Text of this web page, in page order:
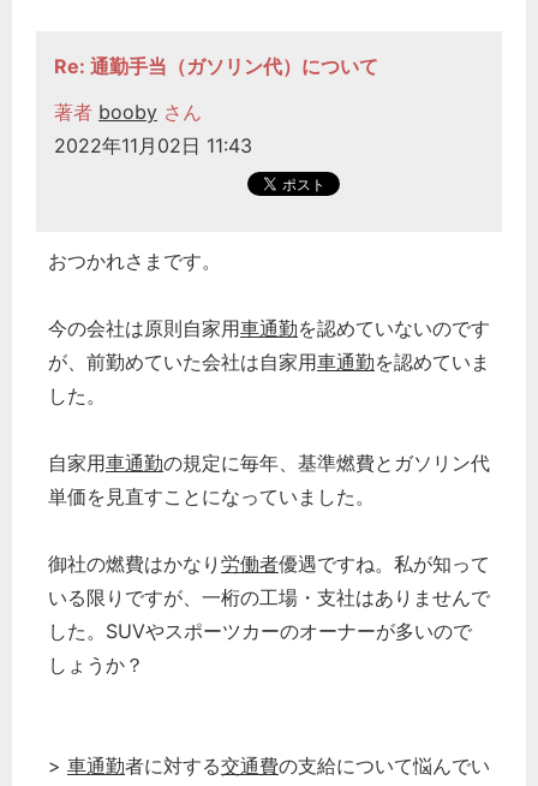
Re: 通勤手当（ガソリン代）について
著者 booby さん
2022年11月02日 11:43
おつかれさまです。
今の会社は原則自家用車通勤を認めていないのです
が、前勤めていた会社は自家用車通勤を認めていま
した。
自家用車通勤の規定に毎年、基準燃費とガソリン代
単価を見直すことになっていました。
御社の燃費はかなり 労働者優遇ですね。私が知って
いる限りですが、一桁の工場・支社はありませんで
した。SUVやスポーツカーのオーナーが多いので
しょうか？
> 車通勤者に対する交通費の支給について悩んでい